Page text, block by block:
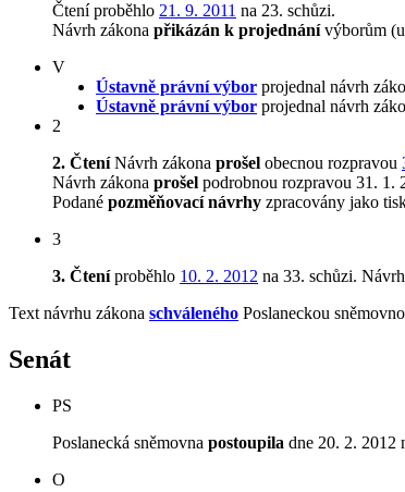
Čtení proběhlo 21. 9. 2011 na 23. schůzi.
Návrh zákona přikázán k projednánívýborům
V
Ústavně právní výbor projednal návrh
Ústavně právní výbor projednal návrh
2
2. ČteníNávrh zákona prošel obecnou rozpravou
Návrh zákona prošel podrobnou rozpravou 31. 1.
Podané pozměňovací návrhy zpracovány jako
3
3. Čteníproběhlo 10. 2. 2012 na 33. schůzi.
Text návrhu zákona schváleného Poslaneckou
Senát
PS
Poslanecká sněmovna postoupila dne 20. 2. 2012
O